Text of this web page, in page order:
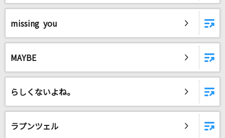
missing you
MAYBE
らしくないよね。
ラプンツェル